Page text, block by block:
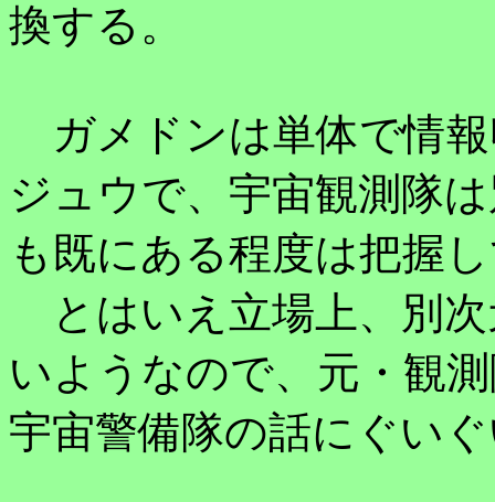
換する。
ガメドンは単体で情
ジュウで、宇宙観測隊
も既にある程度は把握
とはいえ立場上、別
いようなので、元・観
宇宙警備隊の話にぐい